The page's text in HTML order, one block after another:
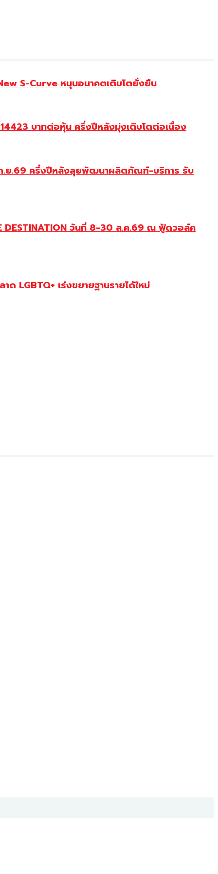
S-Curve หนุนอนาคตเติบโตยั่งยืน
บาทต่อหุ้น ครึ่งปีหลังมุ่งเติบโตต่อเนื่อง
ก.ย.69 ครึ่งปีหลังลุยพัฒนาผลิตภัณฑ์-บริการ รับ
DESTINATION วันที่ 8-30 ส.ค.69 ณ ฟู้ดวอล์ค
LGBTQ+ เร่งขยายฐานรายได้ใหม่